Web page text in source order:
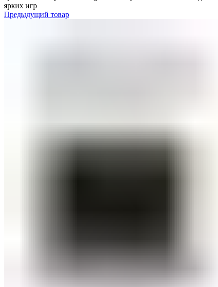
ярких игр
Предыдущий товар